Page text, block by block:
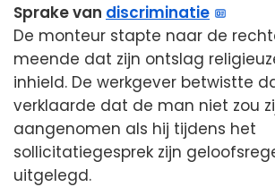
Sprake van discriminatie
De monteur stapte naar de
meende dat zijn ontslag
inhield. De werkgever betwistte
verklaarde dat de man niet zou
aangenomen als hij tijdens het
sollicitatiegesprek zijn
uitgelegd.